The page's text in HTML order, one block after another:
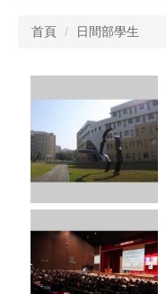
首頁 日間部學生